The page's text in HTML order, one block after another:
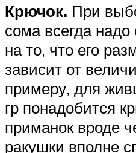
Крючок. При
сома всегда надо
на то, что его
зависит от
примеру, для
гр понадобится
приманок вроде
ракушки вполне